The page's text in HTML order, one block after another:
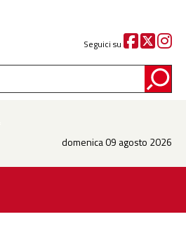
Seguici su
domenica 09 agosto 2026